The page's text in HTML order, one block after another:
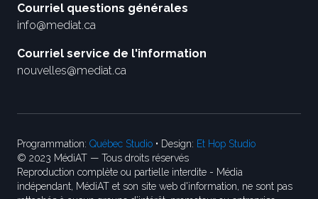
Courriel questions générales
info@mediat.ca
Courriel service de l'information
nouvelles@mediat.ca
Programmation: Québec Studio • Design: Et Hop Studio
© 2023 MédiAT — Tous droits réservés
Reproduction complète ou partielle interdite - Média
indépendant, MédiAT et son site web d'information, ne sont pas